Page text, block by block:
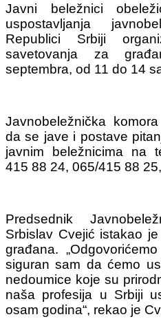
Javni beležnici
uspostavljanja
Republici Srbiji
savetovanja za
septembra, od 11 do 14
Javnobeležnička
da se jave i postave
javnim beležnicima na
415 88 24, 065/415 88
Predsednik
Srbislav Cvejić istakao
građana.
siguran sam da ćemo
nedoumice koje su
naša profesija u Srbiji
osam godina“, rekao je